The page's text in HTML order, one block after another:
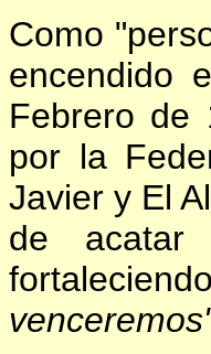
Como
encendido
Febrero de
por la
Javier y El
de acatar